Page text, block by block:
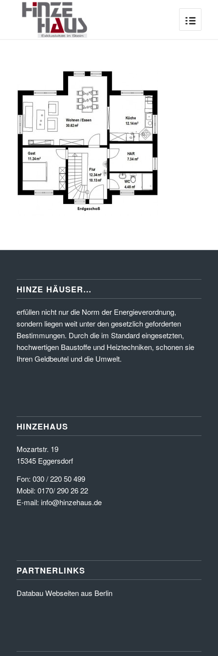
HINZE HÄUSER…
erfüllen nicht nur die Norm der Energieverordnung,
sondern liegen weit unter den gesetzlich geforderten
Bestimmungen. Durch die im Standard eingesetzten,
hochwertigen Baustoffe und Heiztechniken, schonen sie
Ihren Geldbeutel und die Umwelt.
HINZEHAUS
Mozartstr. 19
15345 Eggersdorf
Fon: 030 / 220 50 499
Mobil: 0170/ 290 26 22
E-mail: info@hinzehaus.de
PARTNERLINKS
Databau Webseiten aus Berlin